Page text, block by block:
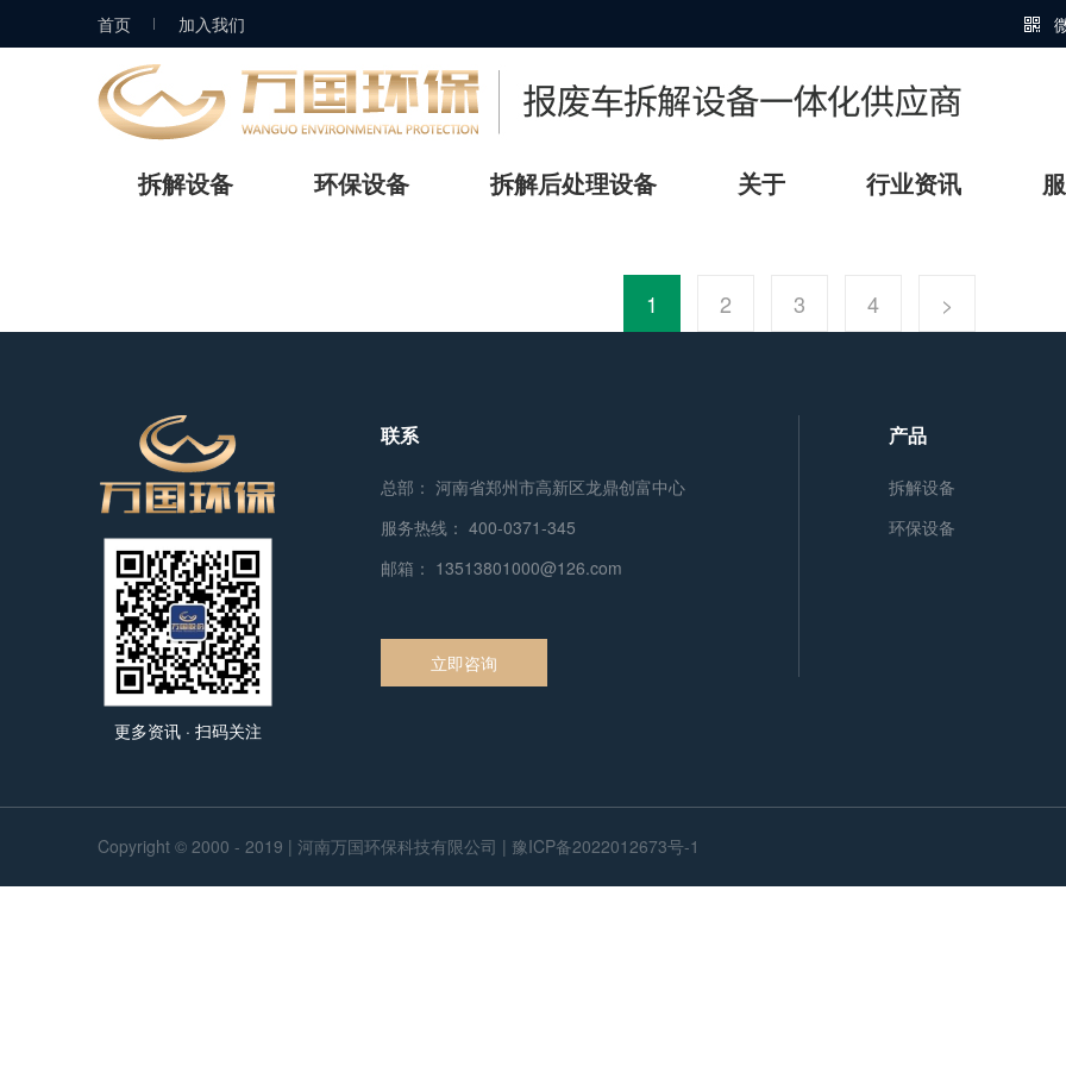
首页 加入我们 
拆解设备 环保设备 拆解后处理设备 关于 行业资讯
1 2 3 4 >
更多资讯 · 扫码关注
联系
总部： 河南省郑州市高新区龙鼎创富中心
服务热线： 400-0371-345
邮箱： 13513801000@126.com
立即咨询
产品
拆解设备
环保设备
Copyright © 2000 - 2019 | 河南万国环保科技有限公司 | 豫ICP备2022012673号-1